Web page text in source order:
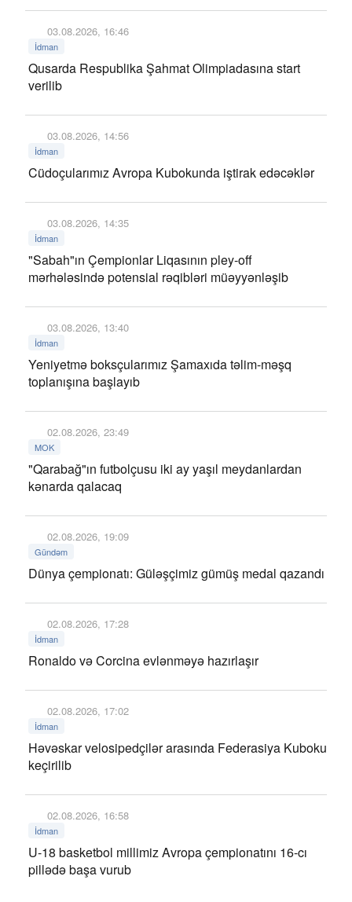
03.08.2026, 16:46
İdman
Qusarda Respublika Şahmat Olimpiadasına start
verilib
03.08.2026, 14:56
İdman
Cüdoçularımız Avropa Kubokunda iştirak edəcəklər
03.08.2026, 14:35
İdman
"Sabah"ın Çempionlar Liqasının pley-off
mərhələsində potensial rəqibləri müəyyənləşib
03.08.2026, 13:40
İdman
Yeniyetmə boksçularımız Şamaxıda təlim-məşq
toplanışına başlayıb
02.08.2026, 23:49
MOK
"Qarabağ"ın futbolçusu iki ay yaşıl meydanlardan
kənarda qalacaq
02.08.2026, 19:09
Gündəm
Dünya çempionatı: Güləşçimiz gümüş medal qazandı
02.08.2026, 17:28
İdman
Ronaldo və Corcina evlənməyə hazırlaşır
02.08.2026, 17:02
İdman
Həvəskar velosipedçilər arasında Federasiya Kuboku
keçirilib
02.08.2026, 16:58
İdman
U-18 basketbol millimiz Avropa çempionatını 16-cı
pillədə başa vurub